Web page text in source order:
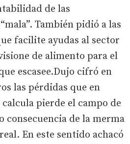
de las
También pidió a las
facilite ayudas al sector
de alimento para el
escasee.Dujo cifró en
las pérdidas que en
pierde el campo de
consecuencia de la merma
En este sentido achacó